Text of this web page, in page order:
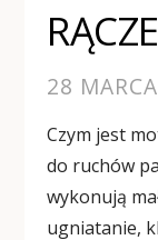
28
Czym jest
do ruchów
wykonują
ugniatanie,